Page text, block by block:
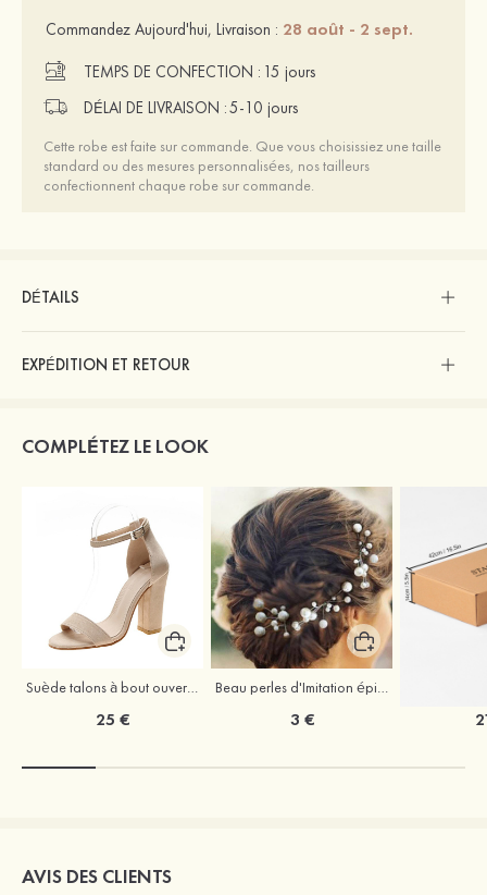
Commandez Aujourd'hui, Livraison : 28 août - 2 sept.
TEMPS DE CONFECTION : 15 jours
DÉLAI DE LIVRAISON :5-10 jours
Cette robe est faite sur commande. Que vous choisissiez une taille
standard ou des mesures personnalisées, nos tailleurs
confectionnent chaque robe sur commande.
DÉTAILS
EXPÉDITION ET RETOUR
COMPLÉTEZ LE LOOK
Suède talons à bout ouvert sandales talon bottier chaussures pour les soirées
25 €
Beau perles d'Imitation épingles à cheveux coiffe
3 €
AVIS DES CLIENTS